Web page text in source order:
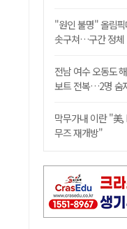
"원인 불명" 올림
솟구쳐…구간 정체
전남 여수 오동도
보트 전복…2명 숨
막무가내 이란 "美,
무즈 재개방"